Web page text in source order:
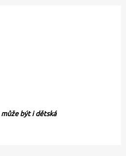
může být i dětská